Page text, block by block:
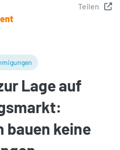
Teilen
Lage auf
bauen keine